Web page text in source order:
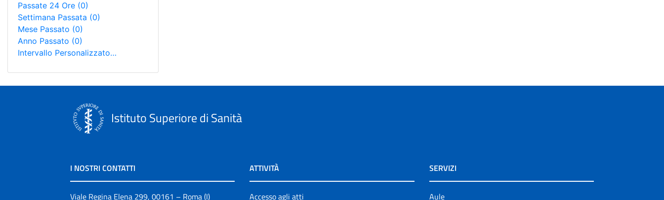
Passate 24 Ore (0)
Settimana Passata (0)
Mese Passato (0)
Anno Passato (0)
Intervallo Personalizzato…
Istituto Superiore di Sanità
I NOSTRI CONTATTI
Viale Regina Elena 299, 00161 – Roma (I)
ATTIVITÀ
Accesso agli atti
SERVIZI
Aule